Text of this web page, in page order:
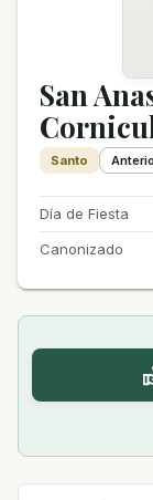
San
Santo
Día de Fiesta
Canonizado